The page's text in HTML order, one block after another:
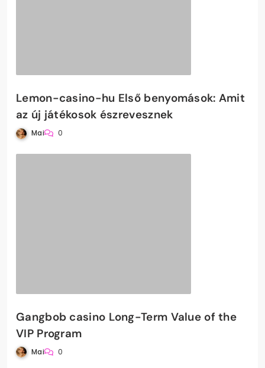
Lemon-casino-hu Első benyomások: Amit
az új játékosok észrevesznek
Mai 0
Gangbob casino Long-Term Value of the
VIP Program
Mai 0